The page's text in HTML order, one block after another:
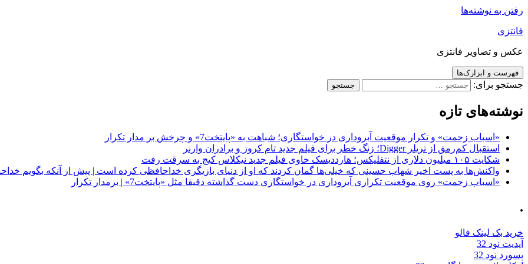
رفتن به نوشته‌ها
فانتزی
عکس و تصاویر فانتزی
فهرست و ابزارک‌ها
جستجو برای:
نوشته‌های تازه
«اسباب زحمت» و تکرار موقعیت آبروداری در خواستگاری؛ شباهت به «پایتخت7» و چرخش بر مدار تکرار
استقبال کم‌رمق از تریلر Digger؛ زنگ خطر برای فیلم جدید تام کروز و برادران وارنر
شکایت ۱۰۵ میلیون دلاری از نتفلیکس؛ هارددیسک حاوی فیلم جدید نیکلاس کیج به سرقت رفت
واکنش‌ها به پست اخیر شهاب حسینی که خیلی‌ها گمان کردند که او از دنیای بازیگری خداحافظی کرده است | پیش از آنکه بگویم
«اسباب زحمت» روی موقعیت تکراری آبروداری در خواستگاری دست گذاشته دقیقا مثل «پایتخت7» | برمدار تکرار
.
خرید بک لینک فالو
آپدیت نود 32
پسورد نود 32